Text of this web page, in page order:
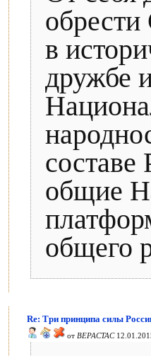
в
дружбе
составе
общие
общего
Re: Три принципа силы
от BEPACTAC